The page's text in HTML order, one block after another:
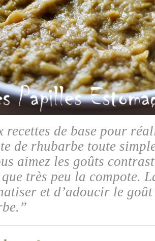
recettes de base pour
de rhubarbe toute
aimez les goûts
que très peu la compote.
et d’adoucir le